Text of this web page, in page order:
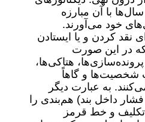
با آن مبارزه
خود می‌آورند.
نقد کردن و یا ایستادن
که در این صورت
هتاکی‌ها،
شخصیت‌ها و گاهاً
به عبارت دیگر
داخل بند) هم‌بندی را
تکلیف و خط قرمز